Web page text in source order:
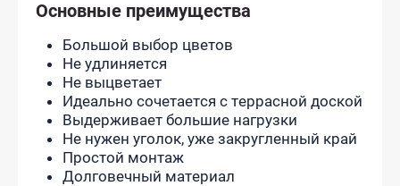
Основные преимущества
Большой выбор цветов
Не удлиняется
Не выцветает
Идеально сочетается с террасной доской
Выдерживает большие нагрузки
Не нужен уголок, уже закругленный край
Простой монтаж
Долговечный материал